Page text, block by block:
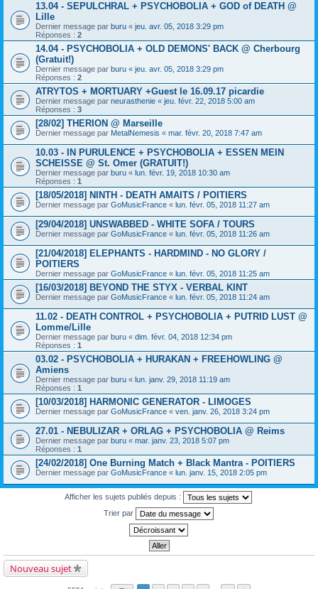
13.04 - SEPULCHRAL + PSYCHOBOLIA + GOD of DEATH @
Lille
Dernier message par buru « jeu. avr. 05, 2018 3:29 pm
Réponses : 2
14.04 - PSYCHOBOLIA + OLD DEMONS' BACK @ Cherbourg
(Gratuit!)
Dernier message par buru « jeu. avr. 05, 2018 3:29 pm
Réponses : 2
ATRYTOS + MORTUARY +Guest le 16.09.17 picardie
Dernier message par neurasthenie « jeu. févr. 22, 2018 5:00 am
Réponses : 3
[28/02] THERION @ Marseille
Dernier message par MetalNemesis « mar. févr. 20, 2018 7:47 am
10.03 - IN PURULENCE + PSYCHOBOLIA + ESSEN MEIN
SCHEISSE @ St. Omer (GRATUIT!)
Dernier message par buru « lun. févr. 19, 2018 10:30 am
Réponses : 1
[18/05/2018] NINTH - DEATH AMAITS / POITIERS
Dernier message par GoMusicFrance « lun. févr. 05, 2018 11:27 am
[29/04/2018] UNSWABBED - WHITE SOFA / TOURS
Dernier message par GoMusicFrance « lun. févr. 05, 2018 11:26 am
[21/04/2018] ELEPHANTS - HARDMIND - NO GLORY /
POITIERS
Dernier message par GoMusicFrance « lun. févr. 05, 2018 11:25 am
[16/03/2018] BEYOND THE STYX - VERBAL KINT
Dernier message par GoMusicFrance « lun. févr. 05, 2018 11:24 am
11.02 - DEATH CONTROL + PSYCHOBOLIA + PUTRID LUST @
Lomme/Lille
Dernier message par buru « dim. févr. 04, 2018 12:34 pm
Réponses : 1
03.02 - PSYCHOBOLIA + HURAKAN + FREEHOWLING @
Amiens
Dernier message par buru « lun. janv. 29, 2018 11:19 am
Réponses : 1
[10/03/2018] HARMONIC GENERATOR - LIMOGES
Dernier message par GoMusicFrance « ven. janv. 26, 2018 3:24 pm
27.01 - NEBULIZAR + ORLAG + PSYCHOBOLIA @ Reims
Dernier message par buru « mar. janv. 23, 2018 5:07 pm
Réponses : 1
[24/02/2018] One Burning Match + Black Mantra - POITIERS
Dernier message par GoMusicFrance « lun. janv. 15, 2018 2:05 pm
Afficher les sujets publiés depuis :
Trier par
Nouveau sujet